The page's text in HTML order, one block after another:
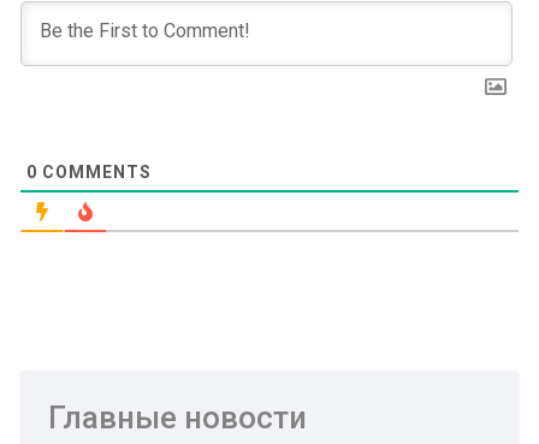
0 COMMENTS
Главные новости